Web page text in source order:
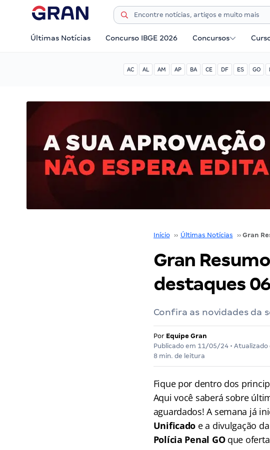
Últimas Notícias Concurso IBGE 2026 Concursos
AC AL AM AP BA CE DF ES GO
Início ›› Últimas Notícias ››
Gran
destaques
Confira as novidades da
Por Equipe Gran
Publicado em 11/05/24• Atualizado
8 min. de leitura
Fique por dentro dos
Aqui você saberá sobre
aguardados! A semana já
Unificado e a divulgação
Polícia Penal GOque